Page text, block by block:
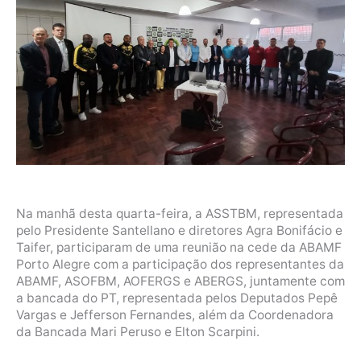
Na manhã desta quarta-feira, a ASSTBM, representada
pelo Presidente Santellano e diretores Agra Bonifácio e
Taifer, participaram de uma reunião na cede da ABAMF
Porto Alegre com a participação dos representantes da
ABAMF, ASOFBM, AOFERGS e ABERGS, juntamente com
a bancada do PT, representada pelos Deputados Pepê
Vargas e Jefferson Fernandes, além da Coordenadora
da Bancada Mari Peruso e Elton Scarpini.